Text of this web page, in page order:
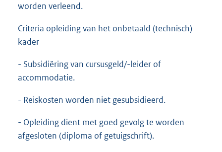
worden verleend.
Criteria opleiding van het onbetaald (technisch)
kader
- Subsidiëring van cursusgeld/-leider of
accommodatie.
- Reiskosten worden niet gesubsidieerd.
- Opleiding dient met goed gevolg te worden
afgesloten (diploma of getuigschrift).